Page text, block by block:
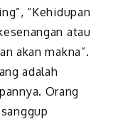
“Kehidupan
atau
akan makna”.
adalah
Orang